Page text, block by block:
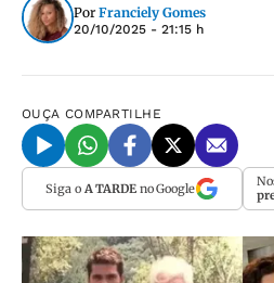
Por Franciely Gomes
20/10/2025 - 21:15 h
OUÇA COMPARTILHE
Siga o A TARDEno Google